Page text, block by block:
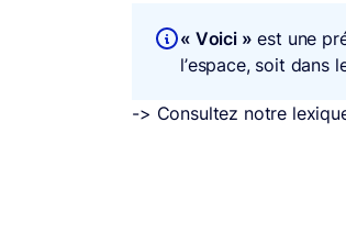
« Voici » est une
l’espace, soit dans
-> Consultez notre